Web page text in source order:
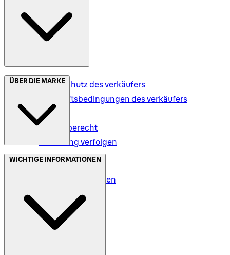
Datenschutz des verkäufers
Geschäftsbedingungen des verkäufers
Versand
Rückgaberecht
Bestellung verfolgen
ÜBER DIE MARKE
Datenschutz (DE)
Geschäftsbedingungen
Meine Daten (AT)
WICHTIGE INFORMATIONEN